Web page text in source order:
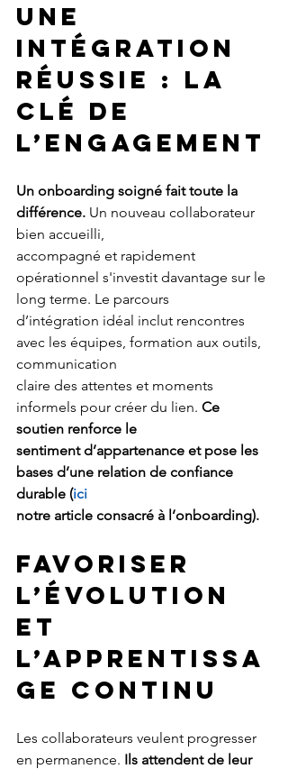
UNE
INTÉGRATION
RÉUSSIE : LA
CLÉ DE
L’ENGAGEMENT
Un onboarding soigné fait toute la
différence. Un nouveau collaborateur
bien accueilli,
accompagné et rapidement
opérationnel s'investit davantage sur le
long terme. Le parcours
d’intégration idéal inclut rencontres
avec les équipes, formation aux outils,
communication
claire des attentes et moments
informels pour créer du lien. Ce
soutien renforce le
sentiment d’appartenance et pose les
bases d’une relation de confiance
durable (ici
notre article consacré à l’onboarding).
FAVORISER
L’ÉVOLUTION
ET
L’APPRENTISSA
GE CONTINU
Les collaborateurs veulent progresser
en permanence. Ils attendent de leur